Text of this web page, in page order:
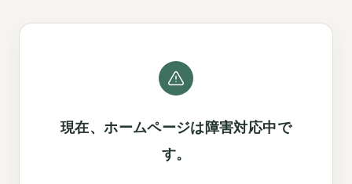
現在、ホームページは障害対応中で
す。